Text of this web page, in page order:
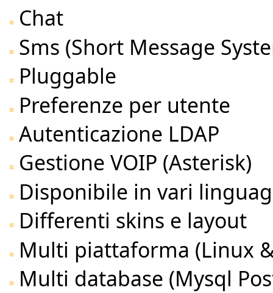
Chat
Sms (Short Message
Pluggable
Preferenze per utente
Autenticazione LDAP
Gestione VOIP (Asterisk)
Disponibile in vari
Differenti skins e layout
Multi piattaforma (Linux
Multi database (Mysql